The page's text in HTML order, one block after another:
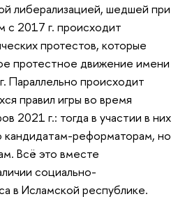
либерализацией, шедшей при
с 2017 г. происходит
протестов, которые
протестное движение имени
Параллельно происходит
правил игры во время
2021 г.: тогда в участии в них
кандидатам-реформаторам, но
Всё это вместе
социально-
в Исламской республике.